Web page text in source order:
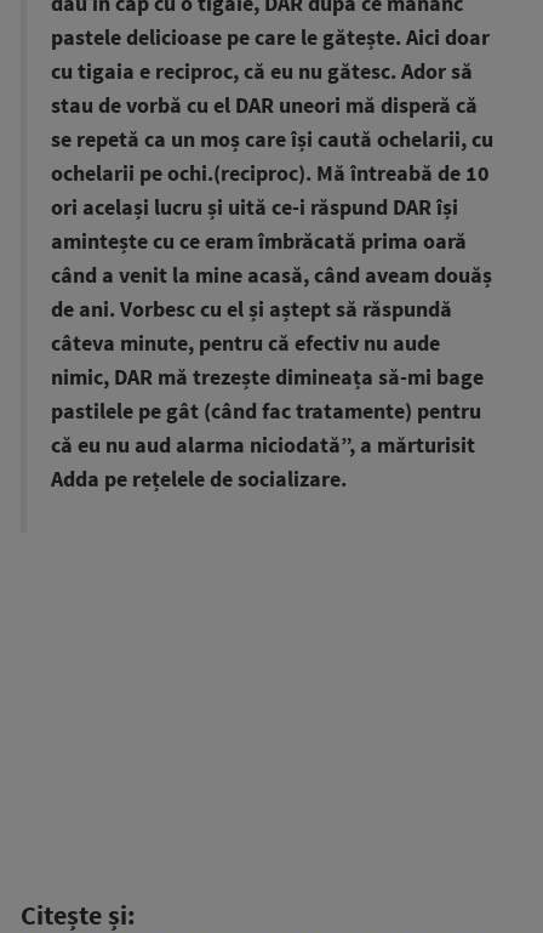
pastele delicioase pe care le gătește. Aici doar
cu tigaia e reciproc, că eu nu gătesc. Ador să
stau de vorbă cu el DAR uneori mă disperă că
se repetă ca un moș care își caută ochelarii, cu
ochelarii pe ochi.(reciproc). Mă întreabă de 10
ori același lucru și uită ce-i răspund DAR își
amintește cu ce eram îmbrăcată prima oară
când a venit la mine acasă, când aveam douăș
de ani. Vorbesc cu el și aștept să răspundă
câteva minute, pentru că efectiv nu aude
nimic, DAR mă trezește dimineața să-mi bage
pastilele pe gât (când fac tratamente) pentru
că eu nu aud alarma niciodată”, a mărturisit
Adda pe rețelele de socializare.
Citește și: